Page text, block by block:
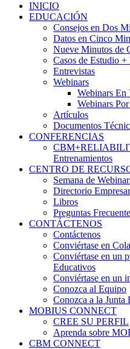
INICIO
EDUCACIÓN
Consejos en Dos
Datos en Cinco
Nueve Minutos de
Casos de Estudio +
Entrevistas
Webinars
Webinars En
Webinars
Artículos
Documentos
CONFERENCIAS
Entrenamientos
CENTRO DE
Semana de
Directorio
Libros
Preguntas
CONTÁCTENOS
Contáctenos
Conviértase en
Conviértase en un
Educativos
Conviértase en un
Conozca al Equipo
Conozca a la Junta
MOBIUS CONNECT
CREE SU PERFIL
Aprenda sobre
CBM CONNECT